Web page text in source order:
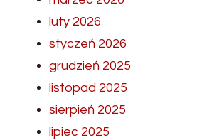
luty 2026
styczeń 2026
grudzień 2025
listopad 2025
sierpień 2025
lipiec 2025